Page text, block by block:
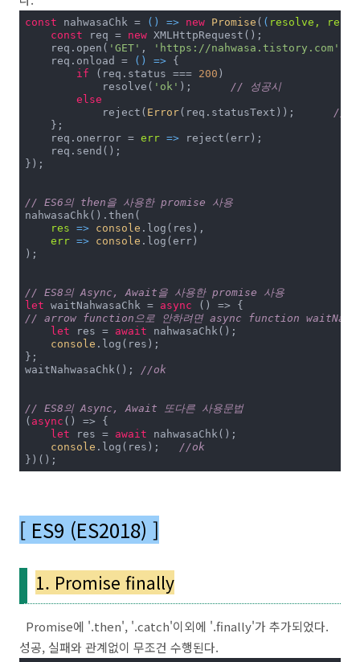
const nahwasaChk = () => new Promise ( ( resolve,
const req = new XMLHttpRequest();
    req.open(
'GET' , 'https://nahwasa.tistory.com'
    req.onload =
() => {
if (req.status === 200 )
            resolve(
'ok'
// 성공시
else
            reject(
Error
//
    };
    req.onerror =
err => reject(err);
    req.send();
});
// ES6의 then을 사용한 promise 사용
nahwasaChk().then(
res => console .log(res),
err => console .log(err)
);
// ES8의 Async, Await을 사용한 promise 사용
let waitNahwasaChk = async
// arrow function으로 안하려면 async function
let res = await nahwasaChk();
console .log(res);
};
waitNahwasaChk();
//ok
// ES8의 Async, Await 또다른 사용문법
( async () => {
let res = await nahwasaChk();
console
//ok
})();
[ ES9 (ES2018) ]
1. Promise finally
Promise에 '.then', '.catch'이외에 '.finally'가 추가되었다.
성공, 실패와 관계없이 무조건 수행된다.